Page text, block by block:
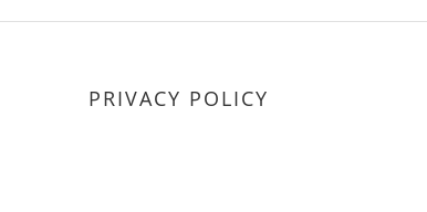
PRIVACY POLICY